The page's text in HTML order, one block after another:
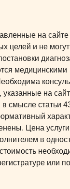
на
целей и не
медицинскими
на
смысле статьи
Цена
в
или